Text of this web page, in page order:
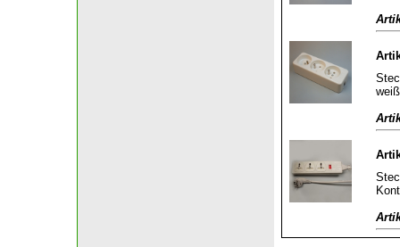
weiß